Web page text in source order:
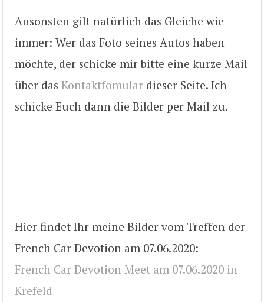
Ansonsten gilt natürlich das Gleiche wie
immer: Wer das Foto seines Autos haben
möchte, der schicke mir bitte eine kurze Mail
über das Kontaktfomular dieser Seite. Ich
schicke Euch dann die Bilder per Mail zu.
Hier findet Ihr meine Bilder vom Treffen der
French Car Devotion am 07.06.2020:
French Car Devotion Meet am 07.06.2020 in
Krefeld